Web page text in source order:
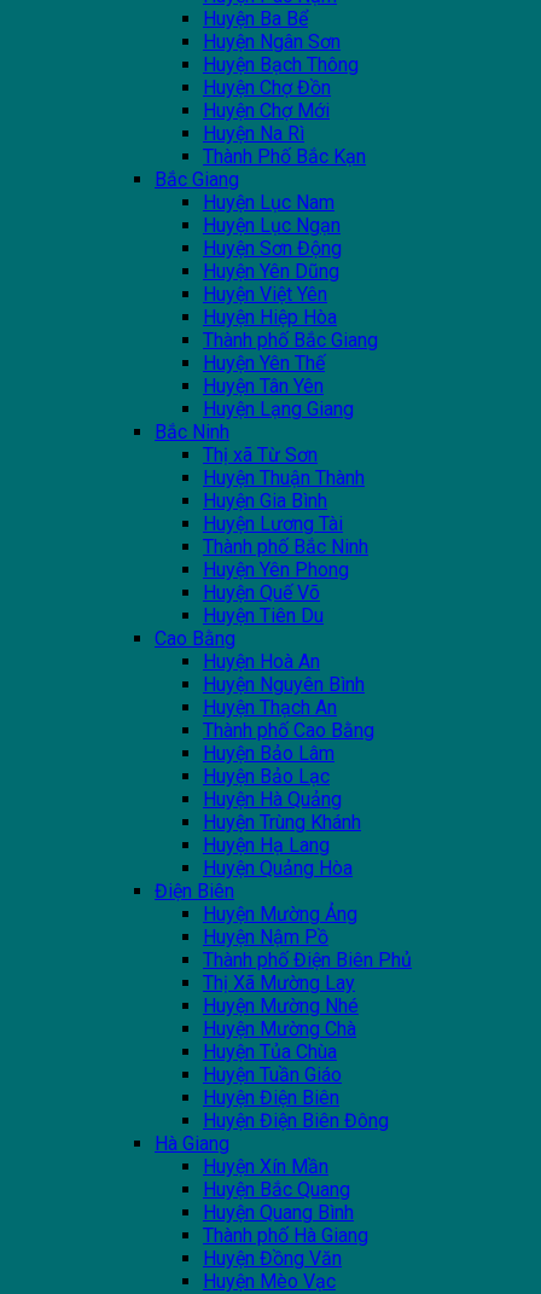
Huyện Ba Bể
Huyện Ngân Sơn
Huyện Bạch Thông
Huyện Chợ Đồn
Huyện Chợ Mới
Huyện Na Rì
Thành Phố Bắc Kạn
Bắc Giang
Huyện Lục Nam
Huyện Lục Ngạn
Huyện Sơn Động
Huyện Yên Dũng
Huyện Việt Yên
Huyện Hiệp Hòa
Thành phố Bắc Giang
Huyện Yên Thế
Huyện Tân Yên
Huyện Lạng Giang
Bắc Ninh
Thị xã Từ Sơn
Huyện Thuận Thành
Huyện Gia Bình
Huyện Lương Tài
Thành phố Bắc Ninh
Huyện Yên Phong
Huyện Quế Võ
Huyện Tiên Du
Cao Bằng
Huyện Hoà An
Huyện Nguyên Bình
Huyện Thạch An
Thành phố Cao Bằng
Huyện Bảo Lâm
Huyện Bảo Lạc
Huyện Hà Quảng
Huyện Trùng Khánh
Huyện Hạ Lang
Huyện Quảng Hòa
Điện Biên
Huyện Mường Ảng
Huyện Nậm Pồ
Thành phố Điện Biên Phủ
Thị Xã Mường Lay
Huyện Mường Nhé
Huyện Mường Chà
Huyện Tủa Chùa
Huyện Tuần Giáo
Huyện Điện Biên
Huyện Điện Biên Đông
Hà Giang
Huyện Xín Mần
Huyện Bắc Quang
Huyện Quang Bình
Thành phố Hà Giang
Huyện Đồng Văn
Huyện Mèo Vạc